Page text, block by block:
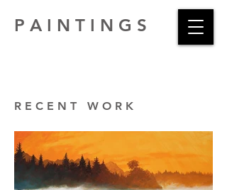
P A I N T I N G S
R E C E N T W O R K